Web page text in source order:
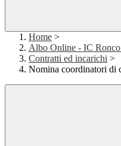
Home >
Albo Online - IC
Contratti ed incarichi >
Nomina coordinatori di